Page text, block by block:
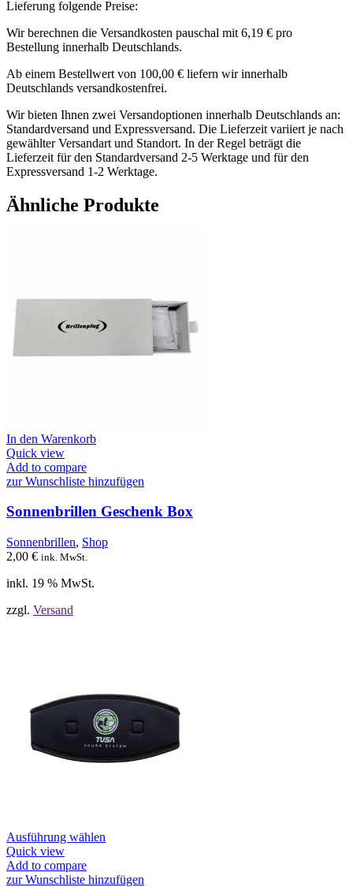
Lieferung folgende Preise:
Wir berechnen die Versandkosten pauschal mit 6,19 € pro
Bestellung innerhalb Deutschlands.
Ab einem Bestellwert von 100,00 € liefern wir innerhalb
Deutschlands versandkostenfrei.
Wir bieten Ihnen zwei Versandoptionen innerhalb Deutschlands an:
Standardversand und Expressversand. Die Lieferzeit variiert je nach
gewählter Versandart und Standort. In der Regel beträgt die
Lieferzeit für den Standardversand 2-5 Werktage und für den
Expressversand 1-2 Werktage.
Ähnliche Produkte
In den Warenkorb
Quick view
Add to compare
zur Wunschliste hinzufügen
Sonnenbrillen Geschenk Box
Sonnenbrillen, Shop
2,00 € ink. MwSt.
inkl. 19 % MwSt.
zzgl. Versand
Ausführung wählen
mehrere
Quick view
Add to compare
zur Wunschliste hinzufügen